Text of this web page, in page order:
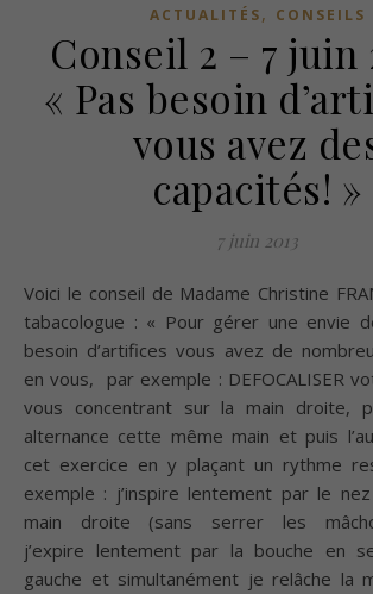
ACTUALITÉS, CONSEILS
Conseil 2 – 7 juin
« Pas besoin
vous avez
capacités! »
7 juin 2013
Voici le conseil de Madame Christine FRANCO-PAHAUT,
tabacologue : « Pour gérer une envie
besoin d’artifices vous avez de
en vous, par exemple : DEFOCALISER
vous concentrant sur la main droite,
alternance cette même main et puis
cet exercice en y plaçant un rythme
exemple : j’inspire lentement par le
main droite (sans serrer les
j’expire lentement par la bouche en
gauche et simultanément je relâche la